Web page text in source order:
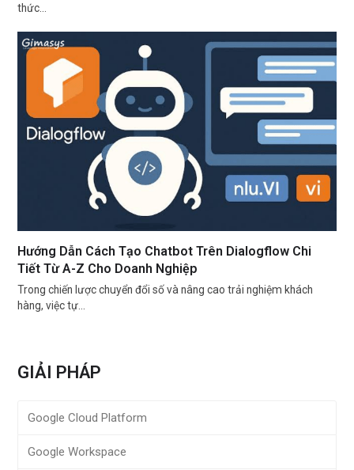
thức…
Hướng Dẫn Cách Tạo Chatbot Trên Dialogflow Chi
Tiết Từ A-Z Cho Doanh Nghiệp
Trong chiến lược chuyển đổi số và nâng cao trải nghiệm khách
hàng, việc tự…
GIẢI PHÁP
Google Cloud Platform
Google Workspace